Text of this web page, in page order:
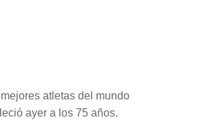
atletas del mundo
ayer a los 75 años.